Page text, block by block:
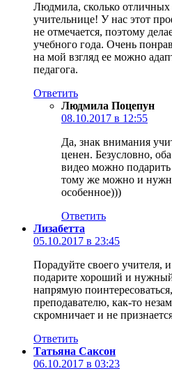
Людмила, сколько отличных
учительнице! У нас этот
не отмечается, поэтому
учебного года. Очень
на мой взгляд ее можно
педагога.
Ответить
Людмила Поцепун
08.10.2017 в 12:55
Да, знак внимания
ценен. Безусловно,
видео можно
тому же можно и
особенное)))
Ответить
Лизабетта
05.10.2017 в 23:45
Порадуйте своего учителя,
подарите хороший и
напрямую
преподавателю, как-то
скромничает и не
Ответить
Татьяна Саксон
06.10.2017 в 03:23